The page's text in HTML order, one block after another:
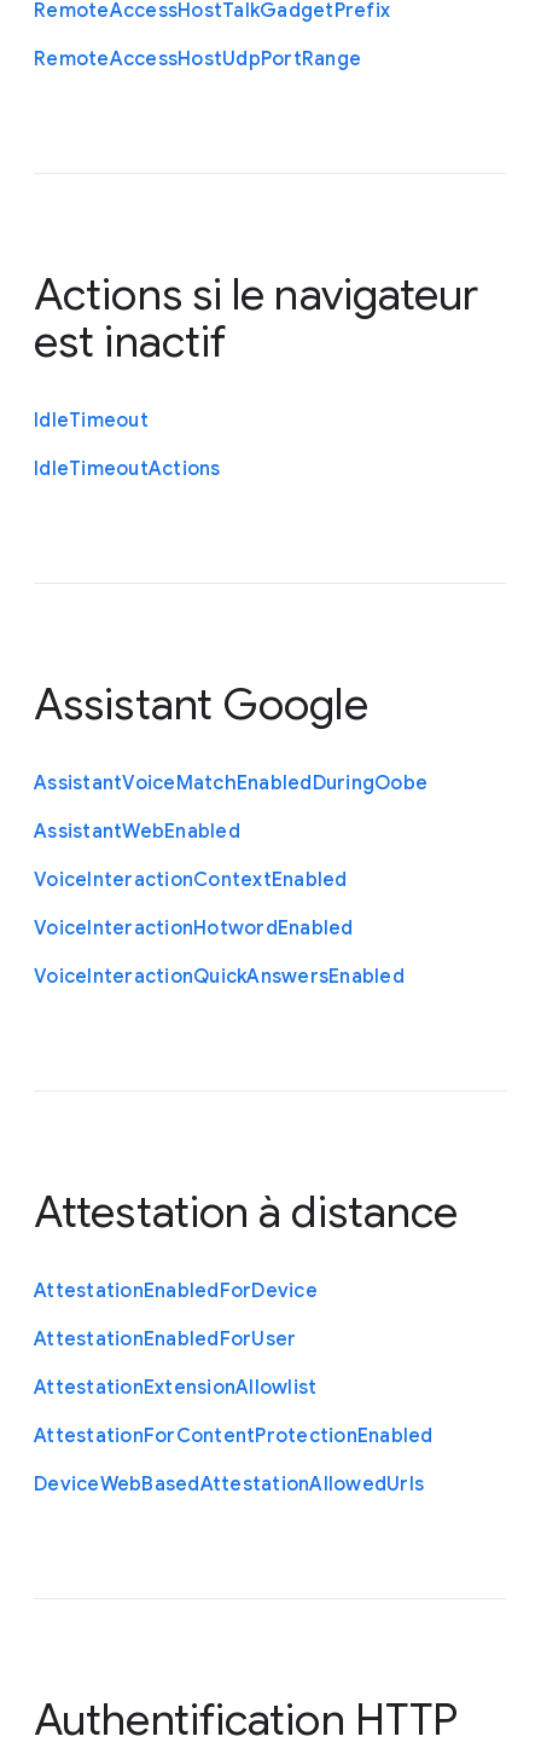
RemoteAccessHostTalkGadgetPrefix
RemoteAccessHostUdpPortRange
Actions si le navigateur
est inactif
IdleTimeout
IdleTimeoutActions
Assistant Google
AssistantVoiceMatchEnabledDuringOobe
AssistantWebEnabled
VoiceInteractionContextEnabled
VoiceInteractionHotwordEnabled
VoiceInteractionQuickAnswersEnabled
Attestation à distance
AttestationEnabledForDevice
AttestationEnabledForUser
AttestationExtensionAllowlist
AttestationForContentProtectionEnabled
DeviceWebBasedAttestationAllowedUrls
Authentification HTTP